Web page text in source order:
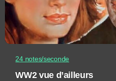
24 notes/seconde
WW2 vue d’ailleurs